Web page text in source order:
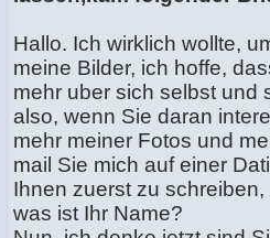
Hallo. Ich wirklich wollte,
meine Bilder, ich hoffe,
mehr uber sich selbst und
also, wenn Sie daran
mehr meiner Fotos und
mail Sie mich auf einer
Ihnen zuerst zu
was ist Ihr Name?